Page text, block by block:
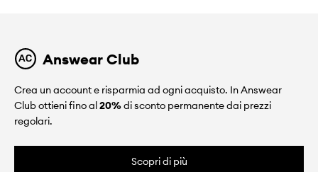
Answear Club
Crea un account e risparmia ad ogni acquisto. In Answear
Club ottieni fino al20%di sconto permanente dai prezzi
regolari.
Scopri di più